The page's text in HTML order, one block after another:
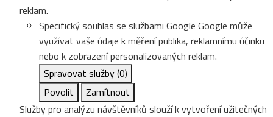
reklam.
Specifický souhlas se službami Google Google může
využívat vaše údaje k měření publika, reklamnímu účinku
nebo k zobrazení personalizovaných reklam.
Spravovat služby(0)
Povolit
Zamítnout
Služby pro analýzu návštěvníků slouží k vytvoření užitečných